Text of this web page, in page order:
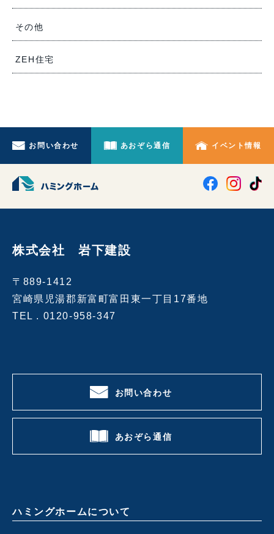
その他
ZEH住宅
お問い合わせ あおぞら通信 イベント情報
株式会社 岩下建設
〒889-1412
宮崎県児湯郡新富町富田東一丁目17番地
TEL . 0120-958-347
お問い合わせ
あおぞら通信
ハミングホームについて